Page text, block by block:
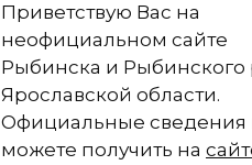
Приветствую Вас на
неофициальном сайте
Рыбинска и Рыбинского
Ярославской области.
Официальные сведения
можете получить на